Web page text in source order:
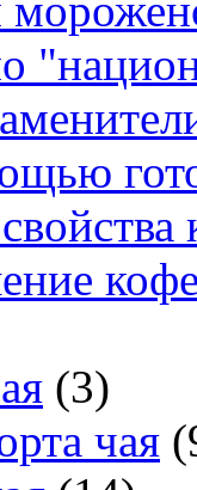
(3)
чая